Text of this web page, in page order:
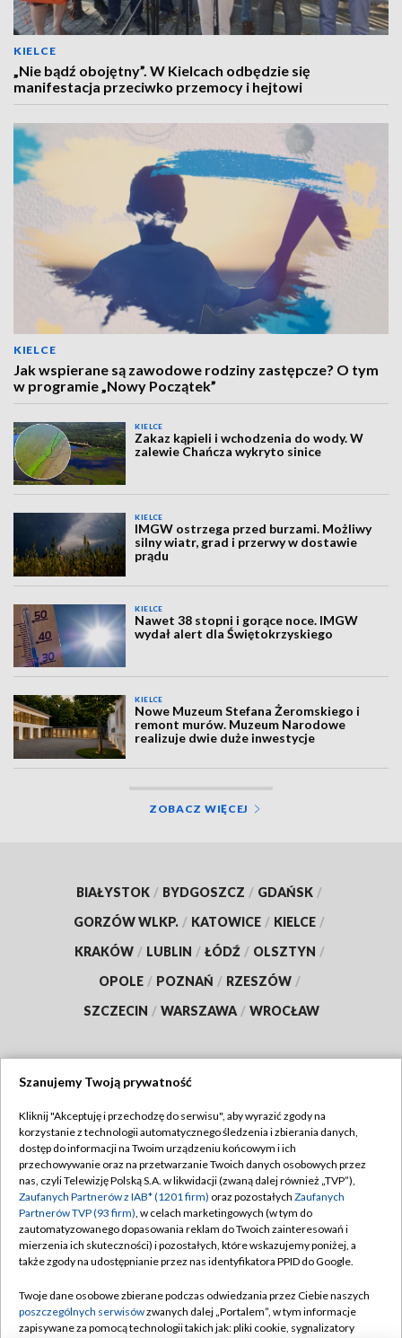
KIELCE
„Nie bądź obojętny”. W Kielcach odbędzie się
manifestacja przeciwko przemocy i hejtowi
KIELCE
Jak wspierane są zawodowe rodziny zastępcze? O tym
w programie „Nowy Początek”
KIELCE
Zakaz kąpieli i wchodzenia do wody. W
zalewie Chańcza wykryto sinice
KIELCE
IMGW ostrzega przed burzami. Możliwy
silny wiatr, grad i przerwy w dostawie
prądu
KIELCE
Nawet 38 stopni i gorące noce. IMGW
wydał alert dla Świętokrzyskiego
KIELCE
Nowe Muzeum Stefana Żeromskiego i
remont murów. Muzeum Narodowe
realizuje dwie duże inwestycje
ZOBACZ WIĘCEJ
BIAŁYSTOK / BYDGOSZCZ / GDAŃSK /
GORZÓW WLKP. / KATOWICE / KIELCE /
KRAKÓW / LUBLIN / ŁÓDŹ / OLSZTYN /
OPOLE / POZNAŃ / RZESZÓW /
SZCZECIN / WARSZAWA / WROCŁAW
TVP
Abonament TVP
Emisja w TVP
Centrum informacji TVP
Naziemna Telewizja Cyfrowa
Rada Programowa
Regulamin TVP
Polityka prywatności
Moje zgody
Pomoc
Kontakt
Szanujemy Twoją prywatność
Kliknij "Akceptuję i przechodzę do serwisu", aby wyrazić zgody na
korzystanie z technologii automatycznego śledzenia i zbierania danych,
dostęp do informacji na Twoim urządzeniu końcowym i ich
przechowywanie oraz na przetwarzanie Twoich danych osobowych przez
nas, czyli Telewizję Polską S.A. w likwidacji (zwaną dalej również „TVP”),
Zaufanych Partnerów z IAB* (1201 firm) oraz pozostałych Zaufanych
Partnerów TVP (93 firm), w celach marketingowych (w tym do
zautomatyzowanego dopasowania reklam do Twoich zainteresowań i
mierzenia ich skuteczności) i pozostałych, które wskazujemy poniżej, a
także zgody na udostępnianie przez nas identyfikatora PPID do Google.
Twoje dane osobowe zbierane podczas odwiedzania przez Ciebie naszych
poszczególnych serwisówzwanych dalej „Portalem”, w tym informacje
zapisywane za pomocą technologii takich jak: pliki cookie, sygnalizatory